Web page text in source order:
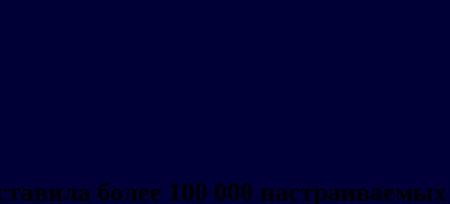
более 100 000